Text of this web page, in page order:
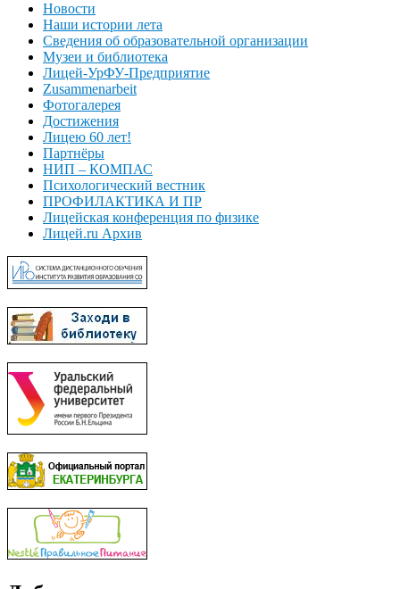
Новости
Наши истории лета
Сведения об образовательной организации
Музеи и библиотека
Лицей-УрФУ-Предприятие
Zusammenarbeit
Фотогалерея
Достижения
Лицею 60 лет!
Партнёры
НИП – КОМПАС
Психологический вестник
ПРОФИЛАКТИКА И ПР
Лицейская конференция по физике
Лицей.ru Архив